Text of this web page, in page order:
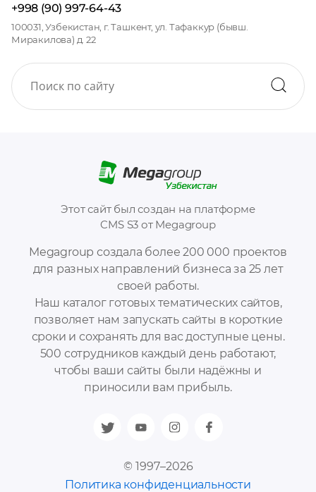
Megagroup создала более 200 000 проектов
для разных направлений бизнеса за 25 лет
своей работы.
Наш каталог готовых тематических сайтов,
позволяет нам запускать сайты в короткие
сроки и сохранять для вас доступные цены.
500 сотрудников каждый день работают,
чтобы ваши сайты были надёжны и
приносили вам прибыль.
© 1997–2026
Политика конфиденциальности
Этот сайт был создан на платформе
CMS S3 от Megagroup
+998 (90) 997-64-43
100031, Узбекистан, г. Ташкент, ул. Тафаккур (бывш.
Миракилова) д. 22